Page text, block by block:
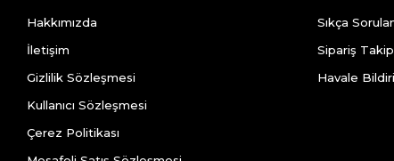
Hakkımızda
İletişim
Gizlilik Sözleşmesi
Kullanıcı Sözleşmesi
Çerez Politikası
Sıkça
Sipariş Takip
Havale